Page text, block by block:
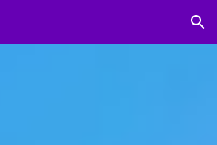
Skip to navigation